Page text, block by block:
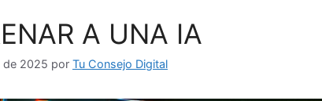
A UNA IA
de 2025 por Tu Consejo Digital